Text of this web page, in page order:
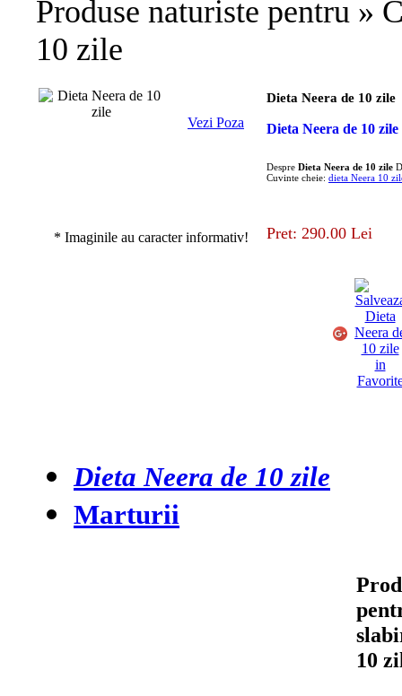
Produse naturiste pentru »
10 zile
Vezi Poza
* Imaginile au caracter informativ!
Dieta Neera de 10 zile
Dieta Neera de 10
Despre Dieta Neera de 10 zile
Cuvinte cheie: dieta Neera 10
Pret: 290.00 Lei
Dieta Neera de 10 zile
Marturii
10